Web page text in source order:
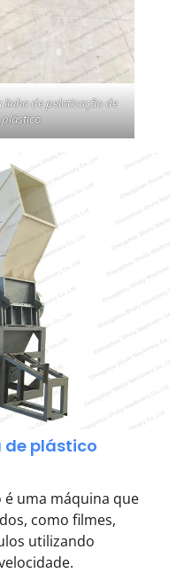
de pelotização de
plástico
uma máquina que
como filmes,
utilizando